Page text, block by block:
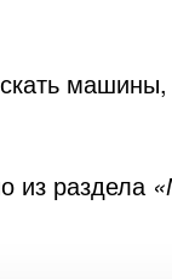
из раздела